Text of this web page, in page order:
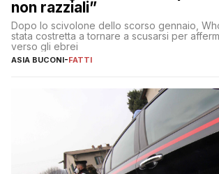
non razziali”
Dopo lo scivolone dello scorso gennaio,
stata costretta a tornare a scusarsi per
verso gli ebrei
ASIA BUCONI-FATTI